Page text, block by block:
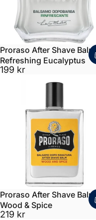
Proraso After Shave Balm
Refreshing Eucalyptus
199 kr
Proraso After Shave Balm
Wood & Spice
219 kr